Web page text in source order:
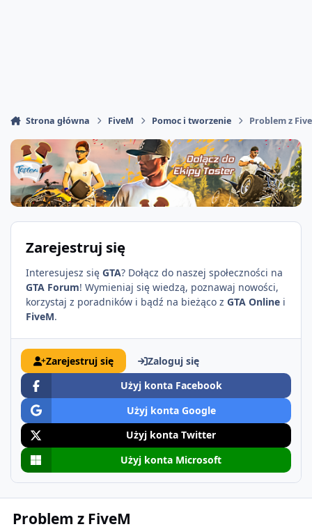
Strona główna FiveM Pomoc i tworzenie Problem z
Zarejestruj się
Interesujesz się GTA? Dołącz do naszej społeczności na
GTA Forum! Wymieniaj się wiedzą, poznawaj nowości,
korzystaj z poradników i bądź na bieżąco z GTA Online i
FiveM.
Zarejestruj się
Zaloguj się
Użyj konta Facebook
Użyj konta Google
Użyj konta Twitter
Użyj konta Microsoft
Problem z FiveM